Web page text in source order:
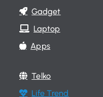
Gadget
Laptop
Apps
Telko
Life Trend